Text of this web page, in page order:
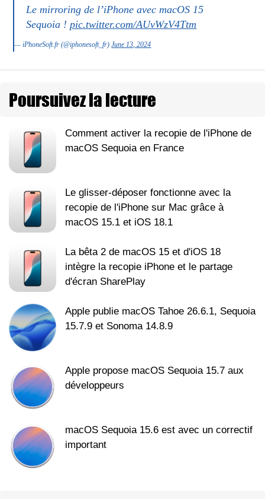
Le mirroring de l’iPhone avec macOS 15
Sequoia ! pic.twitter.com/AUvWzV4Ttm
— iPhoneSoft.fr (@iphonesoft_fr)June 13, 2024
Poursuivez la lecture
Comment activer la recopie de l'iPhone de
macOS Sequoia en France
Le glisser-déposer fonctionne avec la
recopie de l'iPhone sur Mac grâce à
macOS 15.1 et iOS 18.1
La bêta 2 de macOS 15 et d'iOS 18
intègre la recopie iPhone et le partage
d'écran SharePlay
Apple publie macOS Tahoe 26.6.1, Sequoia
15.7.9 et Sonoma 14.8.9
Apple propose macOS Sequoia 15.7 aux
développeurs
macOS Sequoia 15.6 est avec un correctif
important